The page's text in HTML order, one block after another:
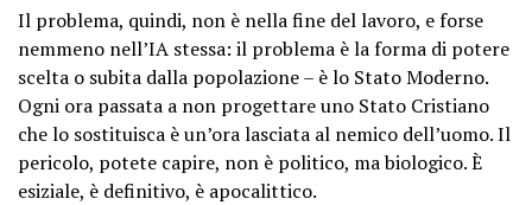
Il problema, quindi, non è nella fine del lavoro, e forse
nemmeno nell’IA stessa: il problema è la forma di potere
scelta o subita dalla popolazione – è lo Stato Moderno.
Ogni ora passata a non progettare uno Stato Cristiano
che lo sostituisca è un’ora lasciata al nemico dell’uomo. Il
pericolo, potete capire, non è politico, ma biologico. È
esiziale, è definitivo, è apocalittico.